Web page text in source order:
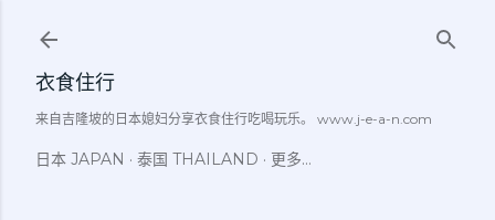
衣食住行
来自吉隆坡的日本媳妇分享衣食住行吃喝玩乐。 www.j-e-a-n.com
日本 JAPAN 泰国 THAILAND 更多…